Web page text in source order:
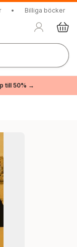
• Billiga böcker
till 50% →